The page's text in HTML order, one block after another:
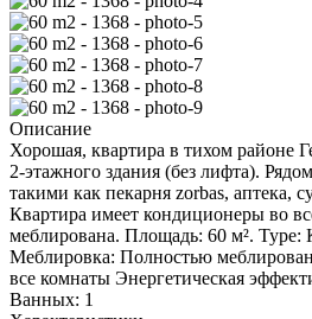
Описание
Хорошая, квартира в тихом районе
2-этажного здания (без лифта).
такими как пекарня zorbas, аптека,
Квартира имеет кондиционеры во
меблирована. Площадь: 60 м². Type:
Меблировка: Полностью
все комнаты Энергетическая
Ванных: 1